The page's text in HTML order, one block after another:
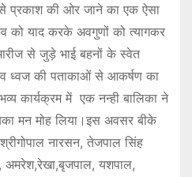
प्रकाश की ओर जाने का एक ऐसा
को याद करके अवगुणों को त्यागकर
से जुड़े भाई बहनों के स्वेत
ध्वज की पताकाओं से आकर्षण का
कार्यक्रम में एक नन्ही बालिका ने
मन मोह लिया।इस अवसर बीके
नारसन, तेजपाल सिंह
अमरेश,रेखा,बृजपाल, यशपाल,